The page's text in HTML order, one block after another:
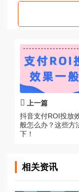
上一篇
抖音支付ROI投放
般怎么办？这些方
下！
相关资讯